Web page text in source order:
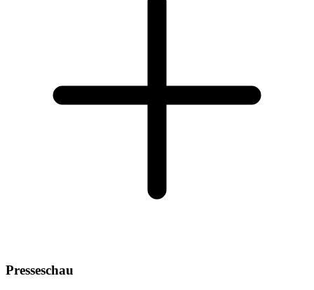
Presseschau